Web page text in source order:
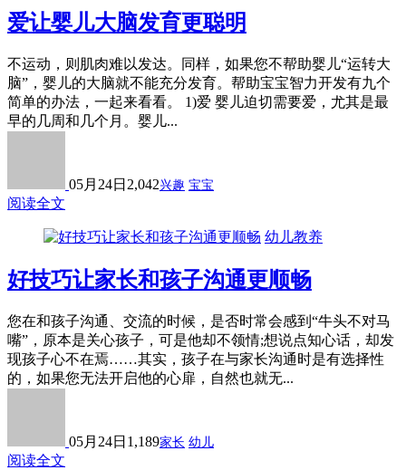
爱让婴儿大脑发育更聪明
不运动，则肌肉难以发达。同样，如果您不帮助婴儿“运转大
脑”，婴儿的大脑就不能充分发育。帮助宝宝智力开发有九个
简单的办法，一起来看看。 1)爱 婴儿迫切需要爱，尤其是最
早的几周和几个月。婴儿...
05月24日 2,042兴趣 宝宝
阅读全文
幼儿教养
好技巧让家长和孩子沟通更顺畅
您在和孩子沟通、交流的时候，是否时常会感到“牛头不对马
嘴”，原本是关心孩子，可是他却不领情;想说点知心话，却发
现孩子心不在焉……其实，孩子在与家长沟通时是有选择性
的，如果您无法开启他的心扉，自然也就无...
05月24日 1,189家长 幼儿
阅读全文